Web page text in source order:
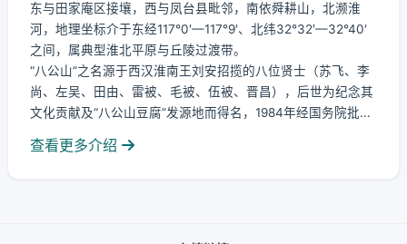
东与田家庵区接壤，西与凤台县毗邻，南依舜耕山，北濒淮
河，地理坐标介于东经117°0′—117°9′、北纬32°32′—32°40′
之间，属典型淮北平原与丘陵过渡带。
“八公山”之名源于西汉淮南王刘安招揽的八位贤士（苏飞、李
尚、左吴、田由、雷被、毛被、伍被、晋昌），后世为纪念其
文化贡献及“八公山豆腐”发源地而得名，1984年经国务院批...
查看更多介绍